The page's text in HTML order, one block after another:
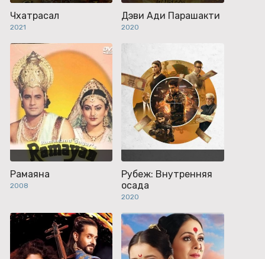
Чхатрасал
2021
Дэви Ади Парашакти
2020
Рамаяна
2008
Рубеж: Внутренняя
осада
2020